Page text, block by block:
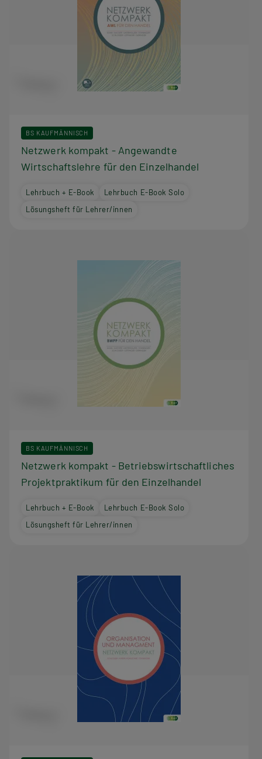
BS KAUFMÄNNISCH
Netzwerk kompakt - Angewandte
Wirtschaftslehre für den Einzelhandel
Lehrbuch + E-Book
Lehrbuch E-Book Solo
Lösungsheft für Lehrer/innen
BS KAUFMÄNNISCH
Netzwerk kompakt - Betriebswirtschaftliches
Projektpraktikum für den Einzelhandel
Lehrbuch + E-Book
Lehrbuch E-Book Solo
Lösungsheft für Lehrer/innen